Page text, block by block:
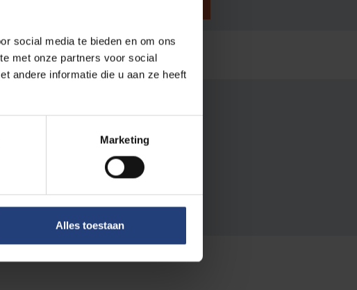
social media te bieden en om ons
met onze partners voor social
andere informatie die u aan ze heeft
Marketing
Alles toestaan